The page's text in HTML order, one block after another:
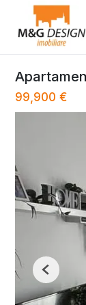
99,900 €
Previous